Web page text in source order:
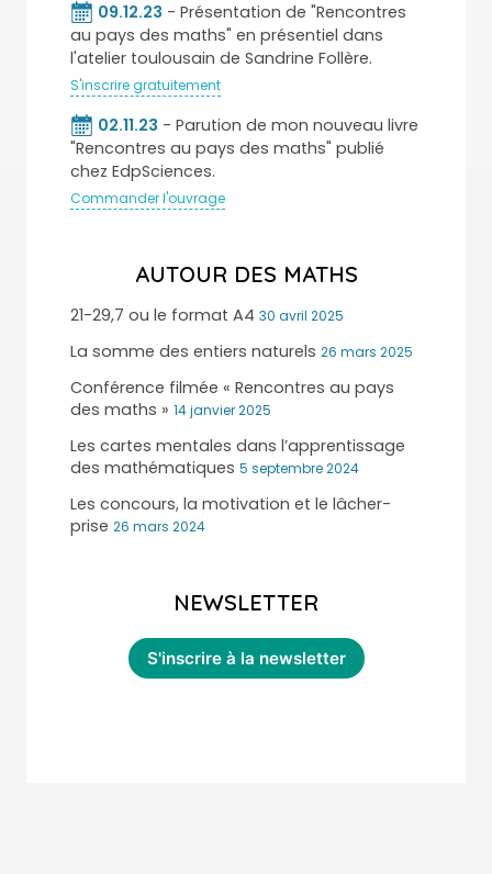
09.12.23 - Présentation de "Rencontres
au pays des maths" en présentiel dans
l'atelier toulousain de Sandrine Follère.
S'inscrire gratuitement
02.11.23 - Parution de mon nouveau livre
"Rencontres au pays des maths" publié
chez EdpSciences.
Commander l'ouvrage
AUTOUR DES MATHS
21-29,7 ou le format A4 30 avril 2025
La somme des entiers naturels 26 mars 2025
Conférence filmée « Rencontres au pays
des maths » 14 janvier 2025
Les cartes mentales dans l’apprentissage
des mathématiques 5 septembre 2024
Les concours, la motivation et le lâcher-
prise 26 mars 2024
NEWSLETTER